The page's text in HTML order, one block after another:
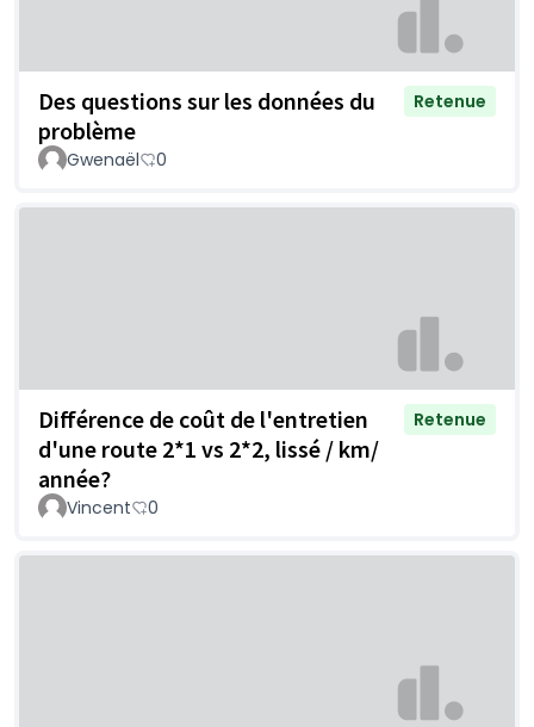
Des questions sur les données du
problème
Retenue
Gwenaël 0
Différence de coût de l'entretien
d'une route 2*1 vs 2*2, lissé / km/
année?
Retenue
Vincent 0